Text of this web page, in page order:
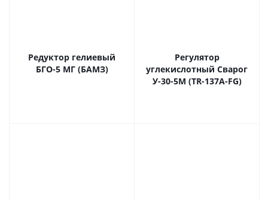
Редуктор гелиевый
БГО-5 МГ (БАМЗ)
Регулятор
углекислотный Сварог
У-30-5М (TR-137A-FG)